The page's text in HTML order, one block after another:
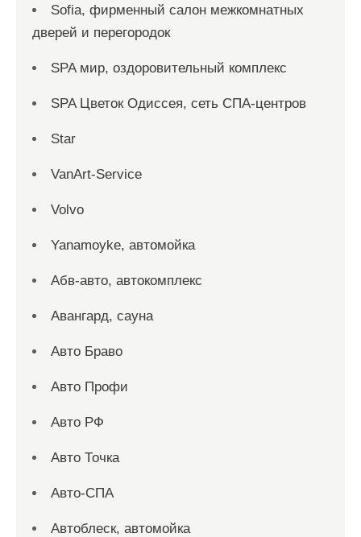
Sofia, фирменный салон межкомнатных
дверей и перегородок
SPA мир, оздоровительный комплекс
SPA Цветок Одиссея, сеть СПА-центров
Star
VanArt-Service
Volvo
Yanamoyke, автомойка
Абв-авто, автокомплекс
Авангард, сауна
Авто Браво
Авто Профи
Авто РФ
Авто Точка
Авто-СПА
Автоблеск, автомойка